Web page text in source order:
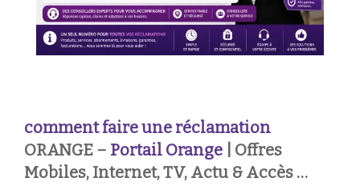
comment faire une réclamation
ORANGE – Portail Orange | Offres
Mobiles, Internet, TV, Actu & Accès …